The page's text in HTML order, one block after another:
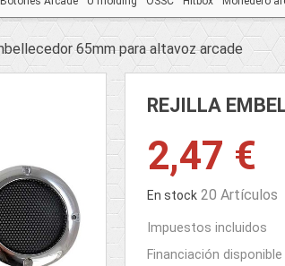
65mm para altavoz arcade
REJILLA
2,47 €
En stock 20 Artículos
Impuestos incluidos
Financiación